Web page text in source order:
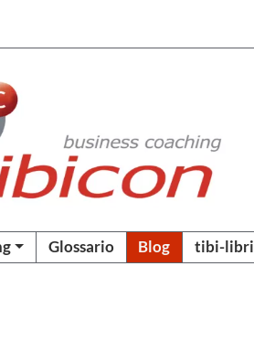
Glossario Blog tibi-libri